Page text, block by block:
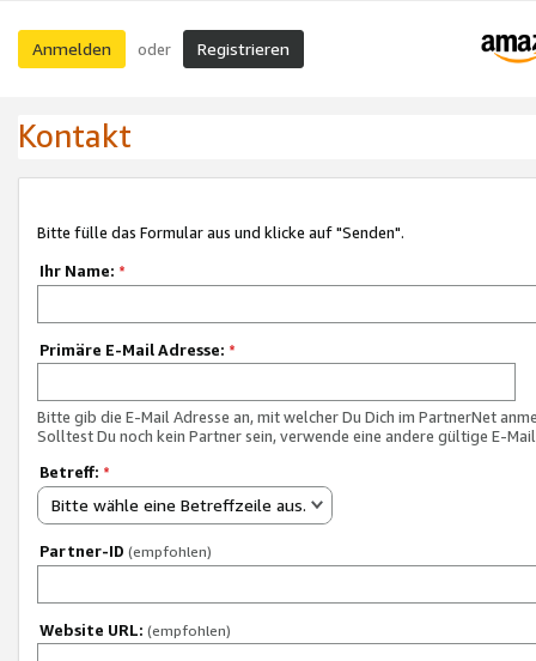
Anmelden oder Registrieren
Kontakt
Bitte fülle das Formular aus und klicke auf "Senden".
Ihr Name: *
Primäre E-Mail Adresse: *
Bitte gib die E-Mail Adresse an, mit welcher Du Dich im PartnerNet
Solltest Du noch kein Partner sein, verwende eine andere gültige E-
Betreff: *
Bitte wähle eine Betreffzeile aus.
Partner-ID (empfohlen)
Website URL: (empfohlen)